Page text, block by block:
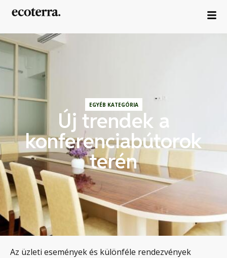
EGYÉB KATEGÓRIA
Új trendek a
konferenciabútorok
terén
Az üzleti események és különféle rendezvények